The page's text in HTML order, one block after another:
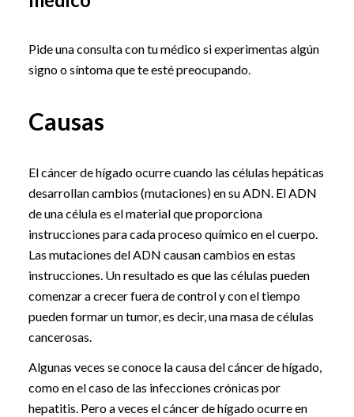
Pide una consulta con tu médico si experimentas algún
signo o síntoma que te esté preocupando.
Causas
El cáncer de hígado ocurre cuando las células hepáticas
desarrollan cambios (mutaciones) en su ADN. El ADN
de una célula es el material que proporciona
instrucciones para cada proceso químico en el cuerpo.
Las mutaciones del ADN causan cambios en estas
instrucciones. Un resultado es que las células pueden
comenzar a crecer fuera de control y con el tiempo
pueden formar un tumor, es decir, una masa de células
cancerosas.
Algunas veces se conoce la causa del cáncer de hígado,
como en el caso de las infecciones crónicas por
hepatitis. Pero a veces el cáncer de hígado ocurre en